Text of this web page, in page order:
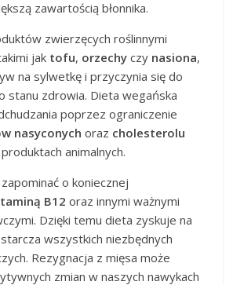
zawartością błonnika.
zwierzęcych roślinnymi
jak tofu, orzechy czy nasiona,
na sylwetkę i przyczynia się do
stanu zdrowia. Dieta wegańska
poprzez ograniczenie
nasyconych oraz cholesterolu
animalnych.
o koniecznej
B12 oraz innymi ważnymi
Dzięki temu dieta zyskuje na
wszystkich niezbędnych
Rezygnacja z mięsa może
zmian w naszych nawykach